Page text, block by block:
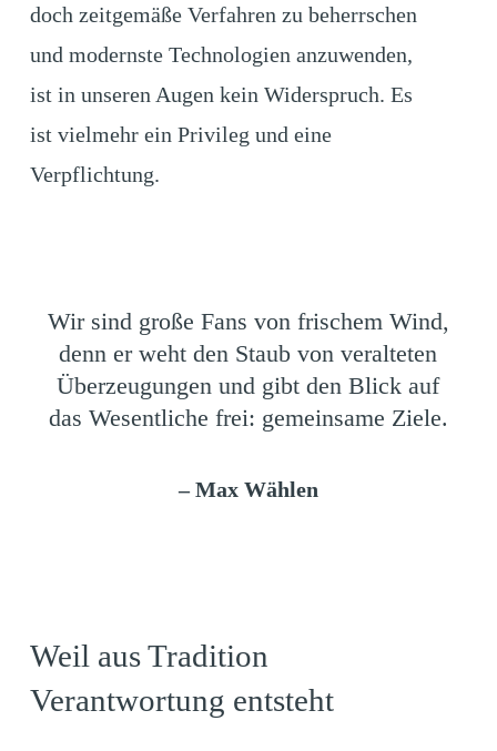
doch zeitgemäße Verfahren zu beherrschen
und modernste Technologien anzuwenden,
ist in unseren Augen kein Widerspruch. Es
ist vielmehr ein Privileg und eine
Verpflichtung.
Wir sind große Fans von frischem Wind,
denn er weht den Staub von veralteten
Überzeugungen und gibt den Blick auf
das Wesentliche frei: gemeinsame Ziele.
– Max Wählen
Weil aus Tradition
Verantwortung entsteht